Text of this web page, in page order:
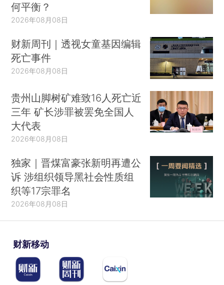
何平衡？
2026年08月08日
财新周刊｜透视女童基因编辑
死亡事件
2026年08月08日
贵州山脚树矿难致16人死亡近
三年 矿长涉罪被罢免全国人
大代表
2026年08月08日
独家｜晋煤富豪张新明再遭公
诉 涉组织领导黑社会性质组
织等17宗罪名
2026年08月08日
财新移动